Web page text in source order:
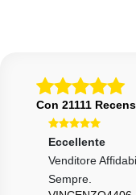
Con 21111
Eccellente
Venditore
Sempre.